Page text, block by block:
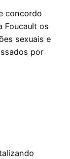
concordo
Foucault os
sexuais e
por